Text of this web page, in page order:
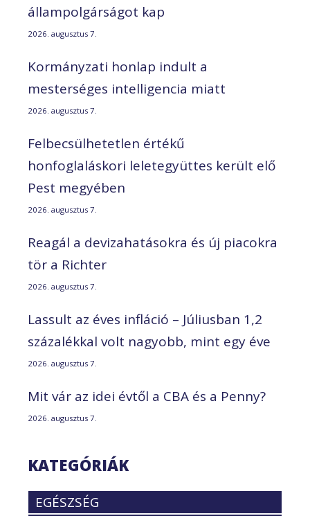
állampolgárságot kap
2026. augusztus 7.
Kormányzati honlap indult a
mesterséges intelligencia miatt
2026. augusztus 7.
Felbecsülhetetlen értékű
honfoglaláskori leletegyüttes került elő
Pest megyében
2026. augusztus 7.
Reagál a devizahatásokra és új piacokra
tör a Richter
2026. augusztus 7.
Lassult az éves infláció – Júliusban 1,2
százalékkal volt nagyobb, mint egy éve
2026. augusztus 7.
Mit vár az idei évtől a CBA és a Penny?
2026. augusztus 7.
KATEGÓRIÁK
EGÉSZSÉG